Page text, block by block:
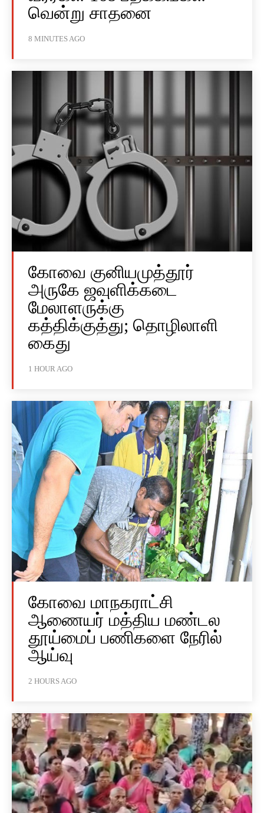
வென்று சாதனை
8 MINUTES AGO
கோவை குனியமுத்தூர்
அருகே ஜவுளிக்கடை
மேலாளருக்கு
கத்திக்குத்து; தொழிலாளி
கைது
1 HOUR AGO
கோவை மாநகராட்சி
ஆணையர் மத்திய மண்டல
தூய்மைப் பணிகளை நேரில்
ஆய்வு
2 HOURS AGO